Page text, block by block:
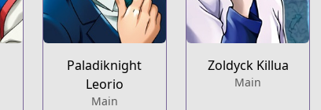
Paladiknight
Leorio
Main
Zoldyck Killua
Main